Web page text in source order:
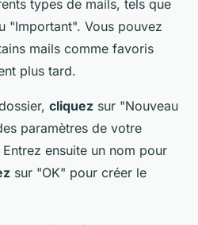
types de mails, tels que
"Important". Vous pouvez
mails comme favoris
plus tard.
cliquez sur "Nouveau
paramètres de votre
ensuite un nom pour
sur "OK" pour créer le